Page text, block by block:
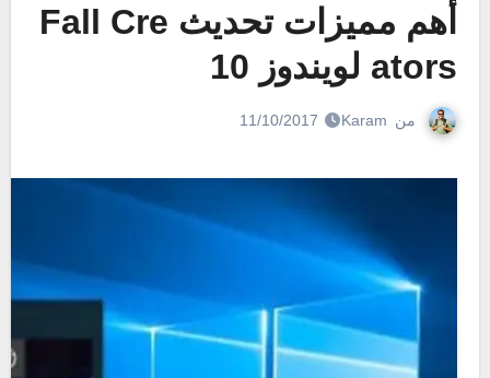
أهم مميزات تحديث Fall Cre
ators لويندوز 10
من Karam
11/10/2017